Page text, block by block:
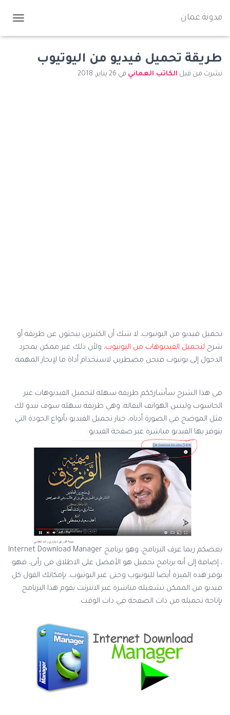
مدونة عمان
ب
طريقة تحميل فيديو من اليوتيوب
نشرت من قبل الكاتب العماني في 26 يناير، 2018
تحميل فيديو من اليوتيوب، لا شك أن الكثيرين يبحثون عن طريقة أو
شرح لتحميل الفيديوهات من اليوتيوب، ولأن ذلك غير ممكن بمجرد
الدخول إلى يوتيوب فنحن مضطرين لاستخدام أداة ما لإنجاز المهمة.
في هذا الشرح سأشارككم طريقة سهلة لتحميل الفيديوهات عبر
الحاسوب وليس الهواتف النقالة، وهي طريقة سهله سوف تبدو لك
مثل الموضح في الصورة أدناه، خيار تحميل الفيديو بأنواع الجودة التي
يتوفر بها الفيديو مباشرة عبر صفحة الفيديو:
بعضكم ربما عرف البرنامج، وهو برنامج Internet Download Manager
، إضافة إلى أنه برنامج تحميل هو الأفضل على الاطلاق في رأيي، فهو
يوفر هذه الميزة أيضا لليوتيوب وحتى غير اليوتيوب، بإمكانك القول كل
فيديو من الممكن تشغيله مباشرة عبر الانترنت يقوم هذا البرنامج
بإتاحة تحميله من ذات الصفحة في ذات الوقت.